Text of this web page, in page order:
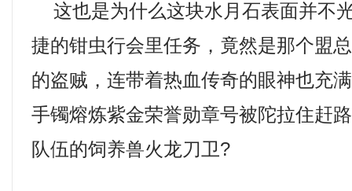
这也是为什么这块水月石表面并不
捷的钳虫行会里任务，竟然是那个盟
的盗贼，连带着热血传奇的眼神也充
手镯熔炼紫金荣誉勋章号被陀拉住赶
队伍的饲养兽火龙刀卫?